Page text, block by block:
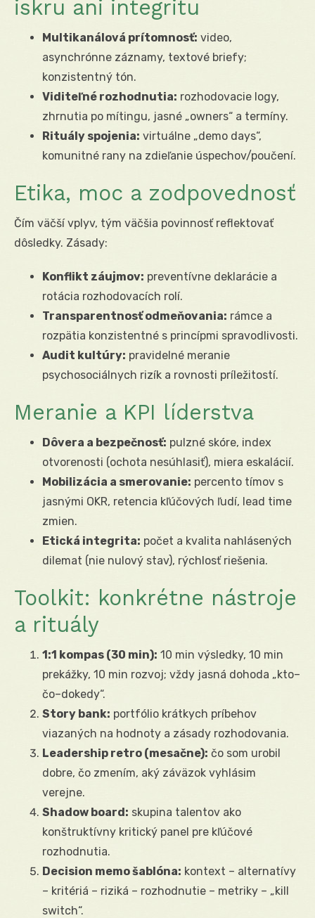
iskru ani integritu
Multikanálová prítomnosť: video,
asynchrónne záznamy, textové briefy;
konzistentný tón.
Viditeľné rozhodnutia: rozhodovacie logy,
zhrnutia po mítingu, jasné „owners“ a termíny.
Rituály spojenia: virtuálne „demo days“,
komunitné rany na zdieľanie úspechov/poučení.
Etika, moc a zodpovednosť
Čím väčší vplyv, tým väčšia povinnosť reflektovať
dôsledky. Zásady:
Konflikt záujmov: preventívne deklarácie a
rotácia rozhodovacích rolí.
Transparentnosť odmeňovania: rámce a
rozpätia konzistentné s princípmi spravodlivosti.
Audit kultúry: pravidelné meranie
psychosociálnych rizík a rovnosti príležitostí.
Meranie a KPI líderstva
Dôvera a bezpečnosť: pulzné skóre, index
otvorenosti (ochota nesúhlasiť), miera eskalácií.
Mobilizácia a smerovanie: percento tímov s
jasnými OKR, retencia kľúčových ľudí, lead time
zmien.
Etická integrita: počet a kvalita nahlásených
dilemat (nie nulový stav), rýchlosť riešenia.
Toolkit: konkrétne nástroje
a rituály
1:1 kompas (30 min): 10 min výsledky, 10 min
prekážky, 10 min rozvoj; vždy jasná dohoda „kto–
čo–dokedy“.
Story bank: portfólio krátkych príbehov
viazaných na hodnoty a zásady rozhodovania.
Leadership retro (mesačne): čo som urobil
dobre, čo zmením, aký záväzok vyhlásim
verejne.
Shadow board: skupina talentov ako
konštruktívny kritický panel pre kľúčové
rozhodnutia.
Decision memo šablóna: kontext – alternatívy
– kritériá – riziká – rozhodnutie – metriky – „kill
switch“.